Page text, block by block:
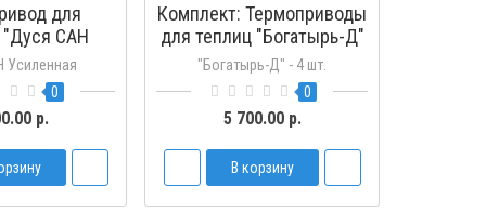
для
"Дуся САН
Усиленная
0
р.
Комплект: Термоприводы
для теплиц "Богатырь-Д"
- 4 шт.
"Богатырь-Д" - 4 шт.
0
5 700.00 р.
В корзину